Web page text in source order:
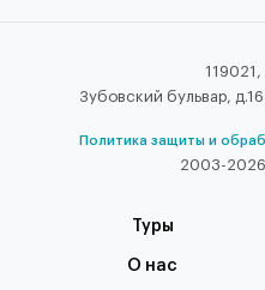
Зубовский бульвар,
Политика защиты и
2003-
Туры
О нас